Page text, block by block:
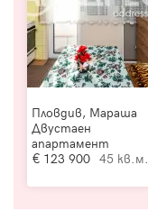
Пловдив, Мараша
Двустаен
апартамент
123 900 45 кв.м.